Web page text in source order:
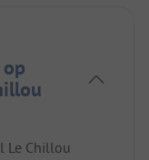
Le Chillou